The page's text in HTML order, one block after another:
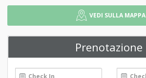
VEDI SULLA MAPPA
Prenotazione